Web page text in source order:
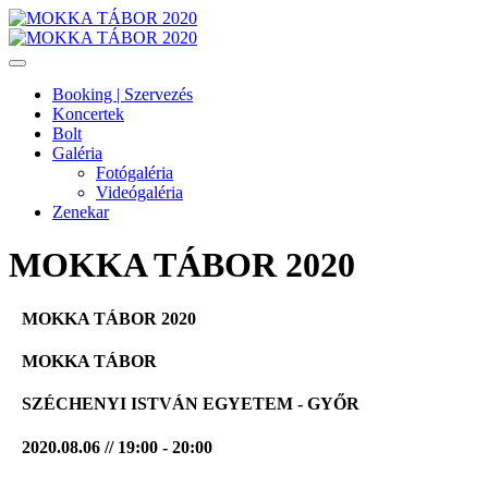
Booking | Szervezés
Koncertek
Bolt
Galéria
Fotógaléria
Videógaléria
Zenekar
MOKKA TÁBOR 2020
MOKKA TÁBOR 2020
MOKKA TÁBOR
SZÉCHENYI ISTVÁN EGYETEM - GYŐR
2020.08.06 // 19:00 - 20:00